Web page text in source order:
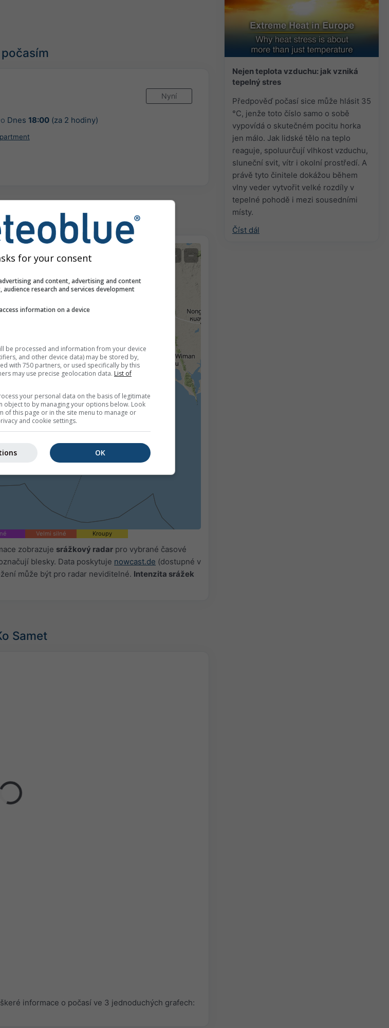
Nejen teplota vzduchu: jak vzniká
tepelný stres
Předpověď počasí sice může hlásit 35
°C, jenže toto číslo samo o sobě
vypovídá o skutečném pocitu horka
jen málo. Jak lidské tělo na teplo
reaguje, spoluurčují vlhkost vzduchu,
sluneční svit, vítr i okolní prostředí. A
právě tyto činitele dokážou během
vlny veder vytvořit velké rozdíly v
tepelné pohodě i mezi sousedními
místy.
Číst dál
Nyní
Dnes 18:00(za 2 hodiny)
Thajsko
+ −
Velmi silné Kroupy
zobrazuje srážkový radar pro vybrané časové
blesky. Data poskytuje nowcast.de (dostupné v
může být pro radar neviditelné. Intenzita srážek
Samet
informace o počasí ve 3 jednoduchých grafech:
for your consent
and content, advertising and content
audience research and services development
information on a device
be processed and information from your device
and other device data) may be stored by,
with 750 partners, or used specifically by this
may use precise geolocation data. List of
your personal data on the basis of legitimate
object to by managing your options below. Look
of this page or in the site menu to manage or
and cookie settings.
OK